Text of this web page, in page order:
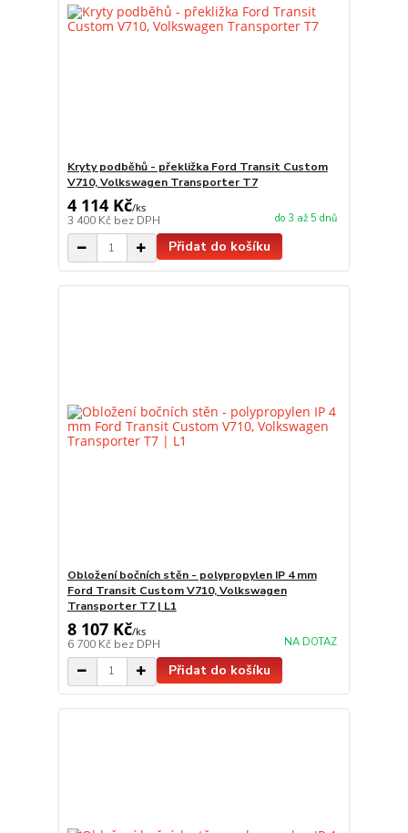
Kryty podběhů - překližka Ford Transit Custom
V710, Volkswagen Transporter T7
4 114 Kč/ks
3 400 Kč bez DPH do 3 až 5 dnů
Přidat do košíku
Obložení bočních stěn - polypropylen IP 4 mm
Ford Transit Custom V710, Volkswagen
Transporter T7 | L1
8 107 Kč/ks
6 700 Kč bez DPH NA DOTAZ
Přidat do košíku